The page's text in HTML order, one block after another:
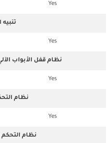
Yes
Yes
نظام قفل الأبواب
Yes
نظام
Yes
نظام التحكم